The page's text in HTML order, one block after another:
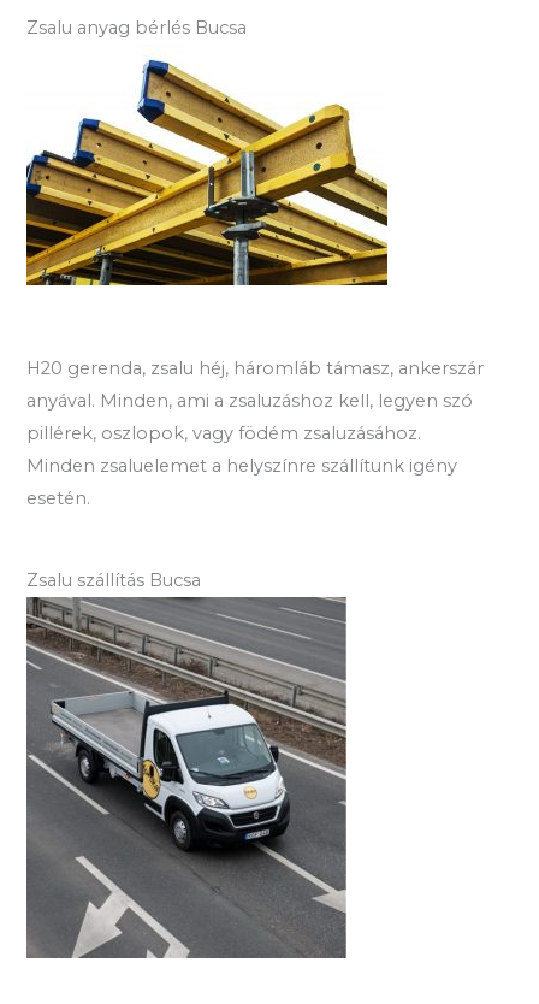
Zsalu anyag bérlés Bucsa
H20 gerenda, zsalu héj, háromláb támasz, ankerszár
anyával. Minden, ami a zsaluzáshoz kell, legyen szó
pillérek, oszlopok, vagy födém zsaluzásához.
Minden zsaluelemet a helyszínre szállítunk igény
esetén.
Zsalu szállítás Bucsa